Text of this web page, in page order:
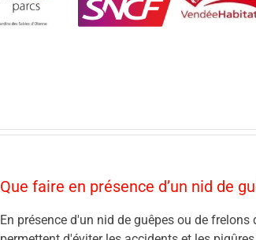
Que faire en présence d’un nid de
En présence d'un nid de guêpes ou de